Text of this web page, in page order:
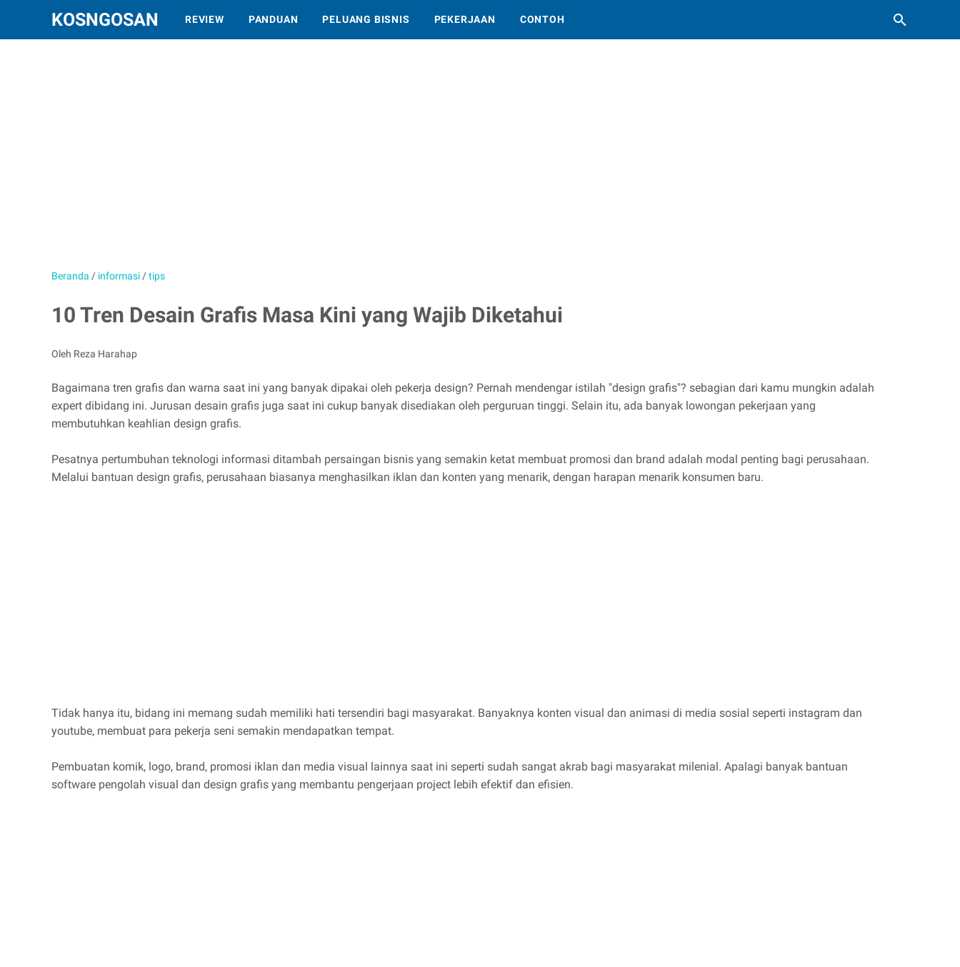
KOSNGOSAN REVIEW PANDUAN PELUANG BISNIS PEKERJAAN CONTOH
Beranda / informasi /tips
10 Tren Desain Grafis Masa Kini yang Wajib Diketahui
Oleh Reza Harahap
Bagaimana tren grafis dan warna saat ini yang banyak dipakai oleh pekerja design? Pernah mendengar istilah "design grafis"? sebagian dari kamu mungkin adalah
expert dibidang ini. Jurusan desain grafis juga saat ini cukup banyak disediakan oleh perguruan tinggi. Selain itu, ada banyak lowongan pekerjaan yang
membutuhkan keahlian design grafis.
Pesatnya pertumbuhan teknologi informasi ditambah persaingan bisnis yang semakin ketat membuat promosi dan brand adalah modal penting bagi perusahaan.
Melalui bantuan design grafis, perusahaan biasanya menghasilkan iklan dan konten yang menarik, dengan harapan menarik konsumen baru.
Tidak hanya itu, bidang ini memang sudah memiliki hati tersendiri bagi masyarakat. Banyaknya konten visual dan animasi di media sosial seperti instagram dan
youtube, membuat para pekerja seni semakin mendapatkan tempat.
Pembuatan komik, logo, brand, promosi iklan dan media visual lainnya saat ini seperti sudah sangat akrab bagi masyarakat milenial. Apalagi banyak bantuan
software pengolah visual dan design grafis yang membantu pengerjaan project lebih efektif dan efisien.